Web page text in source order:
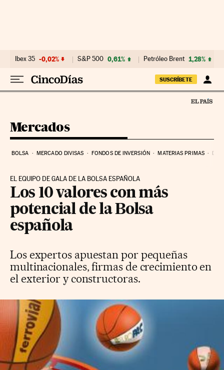
Ibex 35 -0,02% S&P 500 0,61% Petróleo Brent 1,28%
SUSCRÍBETE
Mercados
BOLSA MERCADO DIVISAS FONDOS DE INVERSIÓN MATERIAS PRIMAS
EL EQUIPO DE GALA DE LA BOLSA ESPAÑOLA
Los 10 valores con más
potencial de la Bolsa
española
Los expertos apuestan por pequeñas
multinacionales, firmas de crecimiento en
el exterior y constructoras.